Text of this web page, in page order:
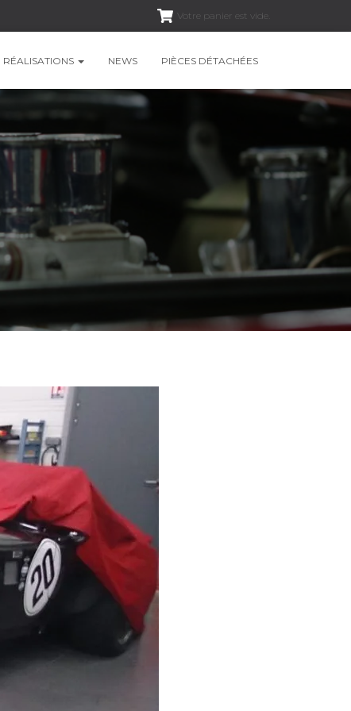
Votre panier est vide.
RÉALISATIONS NEWS PIÈCES DÉTACHÉES